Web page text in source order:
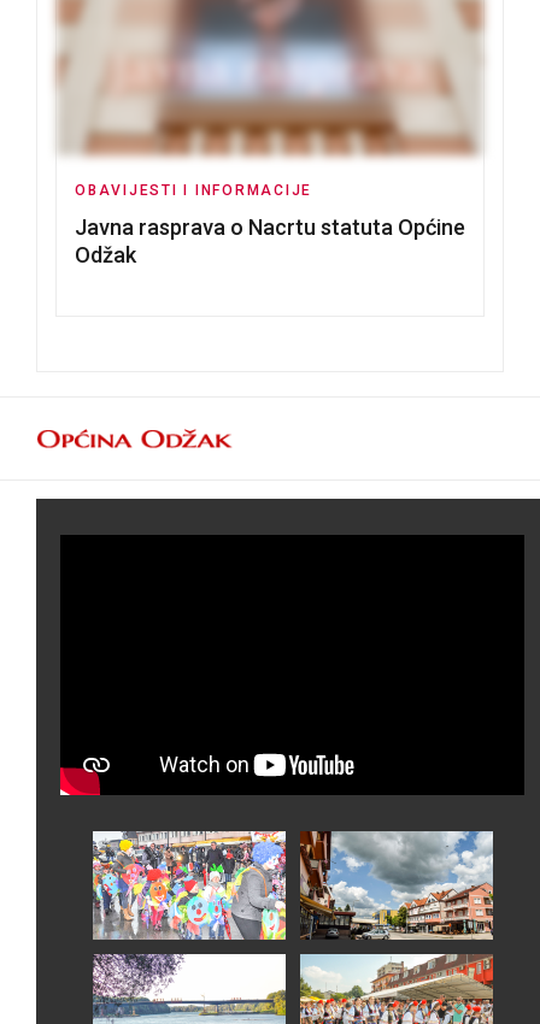
OBAVIJESTI I INFORMACIJE
Javna rasprava o Nacrtu statuta Općine
Odžak